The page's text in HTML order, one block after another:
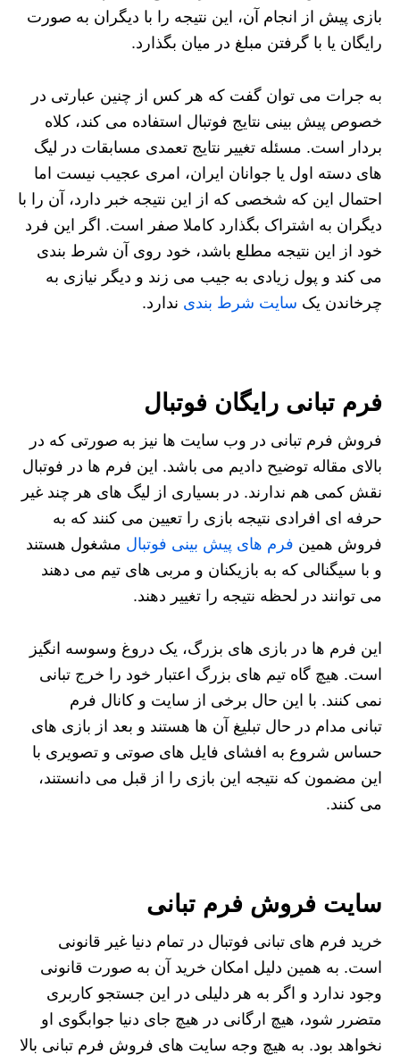
بازی پیش از انجام آن، این نتیجه را با دیگران به صورت
رایگان یا با گرفتن مبلغ در میان بگذارد.
به جرات می‌ توان گفت که هر کس از چنین عبارتی در
خصوص پیش بینی نتایج فوتبال استفاده می‌ کند، کلاه‌
بردار است. مسئله تغییر نتایج تعمدی مسابقات در لیگ‌
های دسته اول یا جوانان ایران، امری عجیب نیست اما
احتمال این که شخصی که از این نتیجه خبر دارد، آن را با
دیگران به اشتراک بگذارد کاملا صفر است. اگر این فرد
خود از این نتیجه مطلع باشد، خود روی آن شرط بندی
می‌ کند و پول زیادی به جیب می‌ زند و دیگر نیازی به
چرخاندن یک سایت شرط بندی ندارد.
فرم تبانی رایگان فوتبال
فروش فرم تبانی در وب سایت ها نیز به صورتی که در
بالای مقاله توضیح دادیم می باشد. این فرم ها در فوتبال
نقش کمی هم ندارند. در بسیاری از لیگ های هر چند غیر
حرفه ای افرادی نتیجه بازی را تعیین می کنند که به
فروش همین فرم های پیش بینی فوتبال مشغول هستند
و با سیگنالی که به بازیکنان و مربی های تیم می دهند
می توانند در لحظه نتیجه را تغییر دهند.
این فرم ها در بازی های بزرگ، یک دروغ وسوسه انگیز
است. هیچ گاه تیم های بزرگ اعتبار خود را خرج تبانی
نمی کنند. با این حال برخی از سایت و کانال فرم
تبانی مدام در حال تبلیغ آن ها هستند و بعد از بازی های
حساس شروع به افشای فایل های صوتی و تصویری با
این مضمون که نتیجه این بازی را از قبل می دانستند،
می کنند.
سایت فروش فرم تبانی
خرید فرم های تبانی فوتبال در تمام دنیا غیر قانونی
است. به همین دلیل امکان خرید آن به صورت قانونی
وجود ندارد و اگر به هر دلیلی در این جستجو کاربری
متضرر شود، هیچ ارگانی در هیچ جای دنیا جوابگوی او
نخواهد بود. به هیچ وجه سایت های فروش فرم تبانی بالا